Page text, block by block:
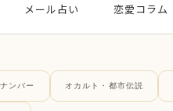
メール占い 恋愛コラム
ンバー オカルト・都市伝説